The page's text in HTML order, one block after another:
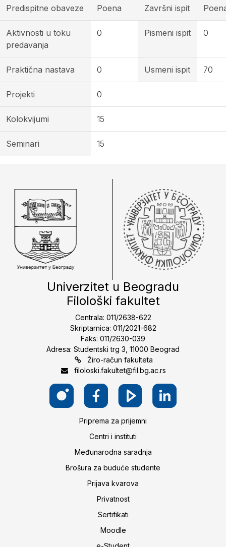
Predispitne obaveze Poena Završni ispit
Aktivnosti u toku
predavanja
0 Pismeni ispit 0
Praktična nastava 0 Usmeni ispit 70
Projekti 0
Kolokvijumi 15
Seminari 15
Univerzitet u Beogradu
Filološki fakultet
Centrala: 011/2638-622
Skriptarnica: 011/2021-682
Faks: 011/2630-039
Adresa: Studentski trg 3, 11000 Beograd
Žiro-račun fakulteta
filoloski.fakultet@fil.bg.ac.rs
Priprema za prijemni
Centri i instituti
Međunarodna saradnja
Brošura za buduće studente
Prijava kvarova
Privatnost
Sertifikati
Moodle